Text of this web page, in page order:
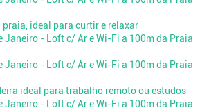
ideal para curtir e relaxar
ideal para trabalho remoto ou estudos